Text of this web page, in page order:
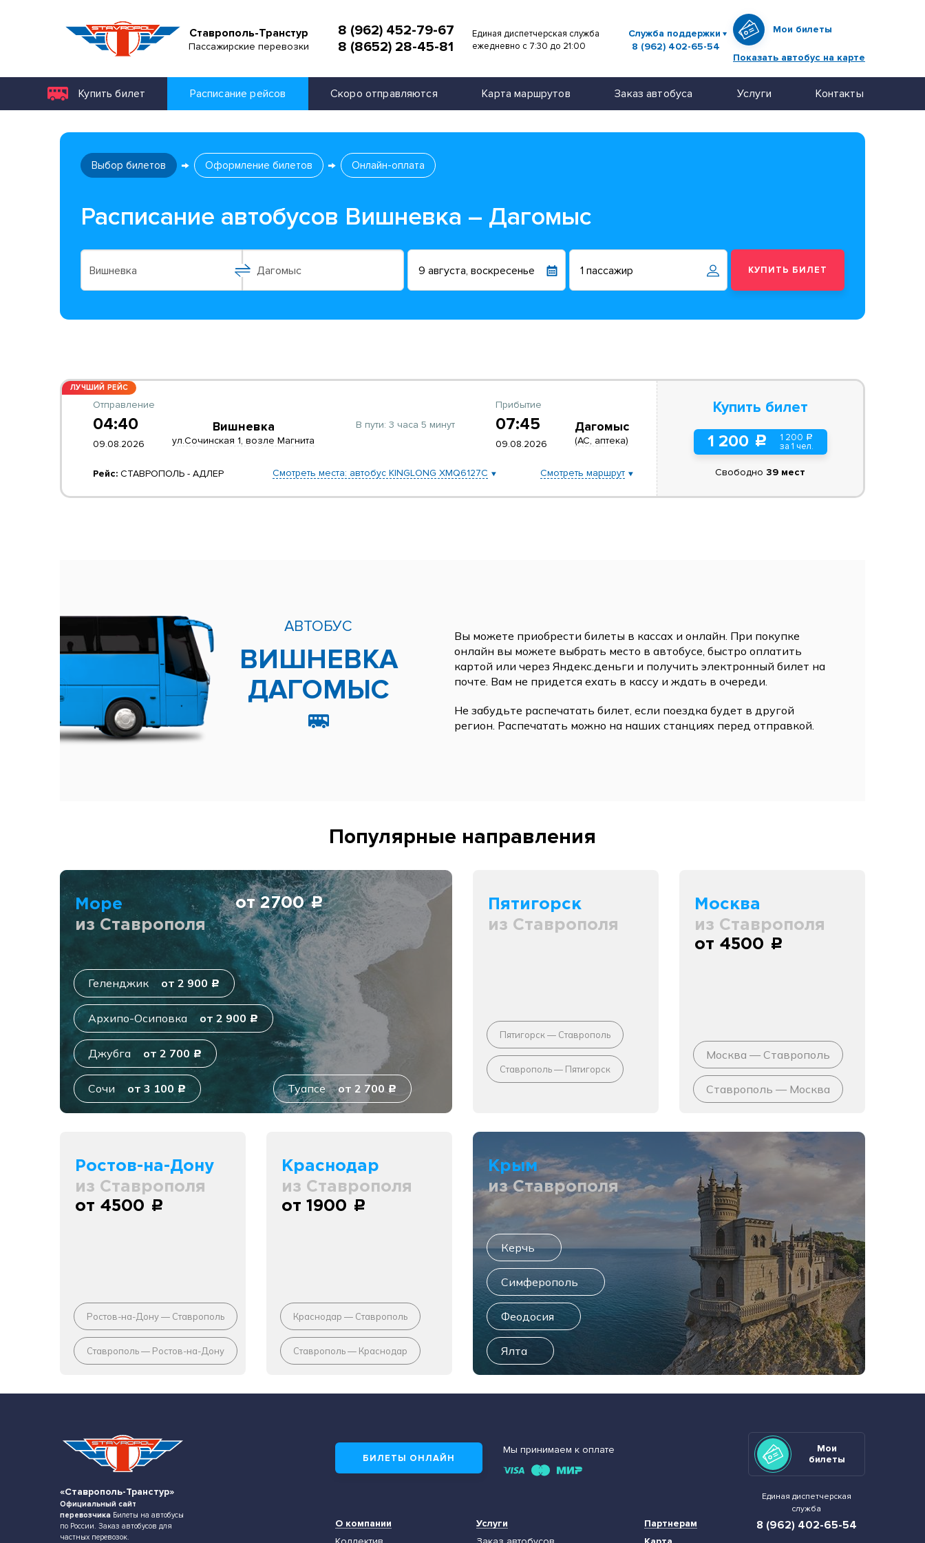
Ставрополь-Транстур
Пассажирские перевозки
8 (962) 452-79-67
8 (8652) 28-45-81
Единая диспетчерская служба
ежедневно с 7:30 до 21:00
Служба поддержки
8 (962) 402-65-54
Мои билеты
Показать автобус на карте
Купить билет Расписание рейсов Скоро отправляются Карта маршрутов Заказ автобуса Услуги Контакты
Выбор билетов Оформление билетов Онлайн-оплата
Расписание автобусов Вишневка – Дагомыс
ЛУЧШИЙ РЕЙС
Отправление
04:40
09.08.2026
Вишневка
ул.Сочинская 1, возле Магнита
В пути: 3 часа 5 минут
Прибытие
07:45
09.08.2026
Дагомыс
(АС, аптека)
Рейс: СТАВРОПОЛЬ - АДЛЕР Смотреть места: автобус KINGLONG XMQ6127C Смотреть маршрут
Купить билет
1 200 c 1 200 a
за 1 чел.
Свободно 39 мест
АВТОБУС
ВИШНЕВКА
ДАГОМЫС
Вы можете приобрести билеты в кассах и онлайн. При покупке
онлайн вы можете выбрать место в автобусе, быстро оплатить
картой или через Яндекс.деньги и получить электронный билет на
почте. Вам не придется ехать в кассу и ждать в очереди.
Не забудьте распечатать билет, если поездка будет в другой
регион. Распечатать можно на наших станциях перед отправкой.
Популярные направления
Море
из Ставрополя
от 2700c
Геленджик от 2 900 c
Архипо-Осиповка от 2 900 c
Джубга от 2 700 c
Сочи от 3 100 c Туапсе от 2 700c
Пятигорск
из Ставрополя
Пятигорск — Ставрополь
Ставрополь — Пятигорск
Москва
из Ставрополя
от 4500 c
Москва — Ставрополь
Ставрополь — Москва
Ростов-на-Дону
из Ставрополя
от 4500 c
Ростов-на-Дону — Ставрополь
Ставрополь — Ростов-на-Дону
Краснодар
из Ставрополя
от 1900 c
Краснодар — Ставрополь
Ставрополь — Краснодар
Крым
из Ставрополя
Керчь
Симферополь
Феодосия
Ялта
«Ставрополь-Транстур»
Официальный сайт
перевозчика Билеты на автобусы
по России. Заказ автобусов для
частных перевозок.
БИЛЕТЫ ОНЛАЙН
Мы принимаем к оплате
О компании
Услуги
Партнерам
Мои
билеты
Единая диспетчерская
служба
8 (962) 402-65-54